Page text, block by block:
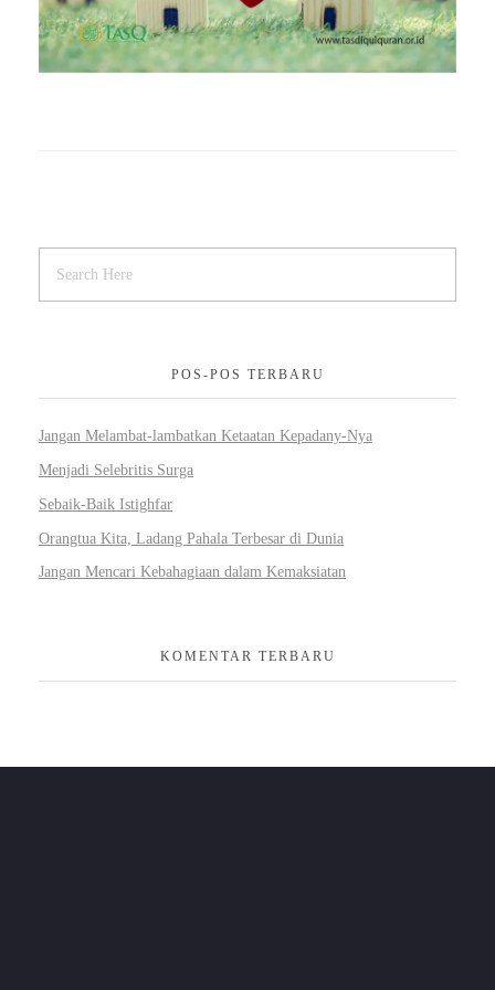
POS-POS TERBARU
Jangan Melambat-lambatkan Ketaatan Kepadany-Nya
Menjadi Selebritis Surga
Sebaik-Baik Istighfar
Orangtua Kita, Ladang Pahala Terbesar di Dunia
Jangan Mencari Kebahagiaan dalam Kemaksiatan
KOMENTAR TERBARU